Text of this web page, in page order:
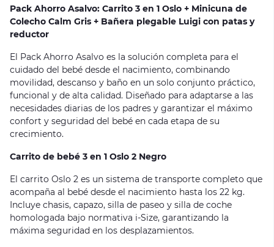
Pack Ahorro Asalvo: Carrito 3 en 1 Oslo + Minicuna de
Colecho Calm Gris + Bañera plegable Luigi con patas y
reductor
El Pack Ahorro Asalvo es la solución completa para el
cuidado del bebé desde el nacimiento, combinando
movilidad, descanso y baño en un solo conjunto práctico,
funcional y de alta calidad. Diseñado para adaptarse a las
necesidades diarias de los padres y garantizar el máximo
confort y seguridad del bebé en cada etapa de su
crecimiento.
Carrito de bebé 3 en 1 Oslo 2 Negro
El carrito Oslo 2 es un sistema de transporte completo que
acompaña al bebé desde el nacimiento hasta los 22 kg.
Incluye chasis, capazo, silla de paseo y silla de coche
homologada bajo normativa i-Size, garantizando la
máxima seguridad en los desplazamientos.